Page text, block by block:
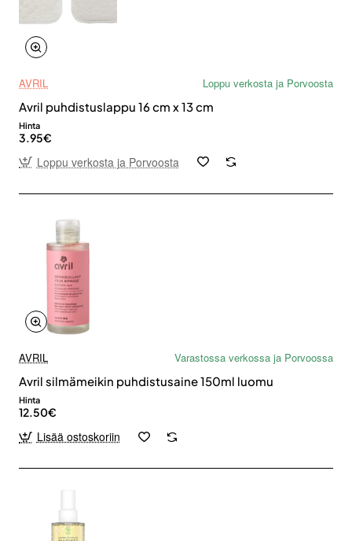
AVRIL
Loppu verkosta ja Porvoosta
Avril puhdistuslappu 16 cm x 13 cm
Hinta
3.95€
Loppu verkosta ja Porvoosta
AVRIL
Varastossa verkossa ja Porvoossa
Avril silmämeikin puhdistusaine 150ml luomu
Hinta
12.50€
Lisää ostoskoriin